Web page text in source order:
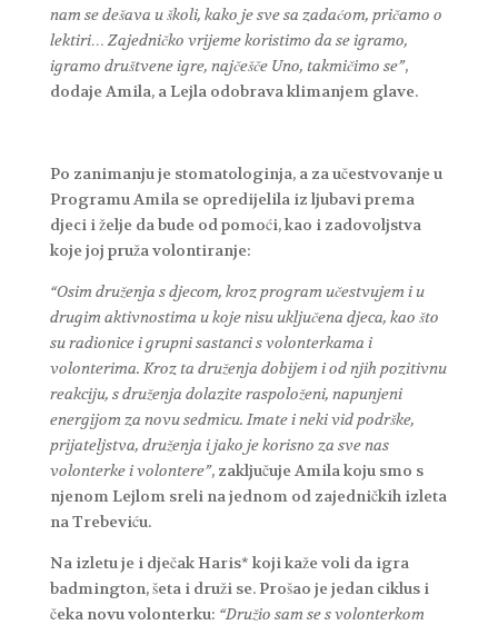
nam se dešava u školi, kako je sve sa zadaćom, pričamo o
lektiri… Zajedničko vrijeme koristimo da se igramo,
igramo društvene igre, najčešče Uno, takmičimo se”,
dodaje Amila, a Lejla odobrava klimanjem glave.
Po zanimanju je stomatologinja, a za učestvovanje u
Programu Amila se opredijelila iz ljubavi prema
djeci i želje da bude od pomoći, kao i zadovoljstva
koje joj pruža volontiranje:
“Osim druženja s djecom, kroz program učestvujem i u
drugim aktivnostima u koje nisu uključena djeca, kao što
su radionice i grupni sastanci s volonterkama i
volonterima. Kroz ta druženja dobijem i od njih pozitivnu
reakciju, s druženja dolazite raspoloženi, napunjeni
energijom za novu sedmicu. Imate i neki vid podrške,
prijateljstva, druženja i jako je korisno za sve nas
volonterke i volontere”, zaključuje Amila koju smo s
njenom Lejlom sreli na jednom od zajedničkih izleta
na Trebeviću.
Na izletu je i dječak Haris* koji kaže voli da igra
badmington, šeta i druži se. Prošao je jedan ciklus i
čeka novu volonterku: “Družio sam se s volonterkom